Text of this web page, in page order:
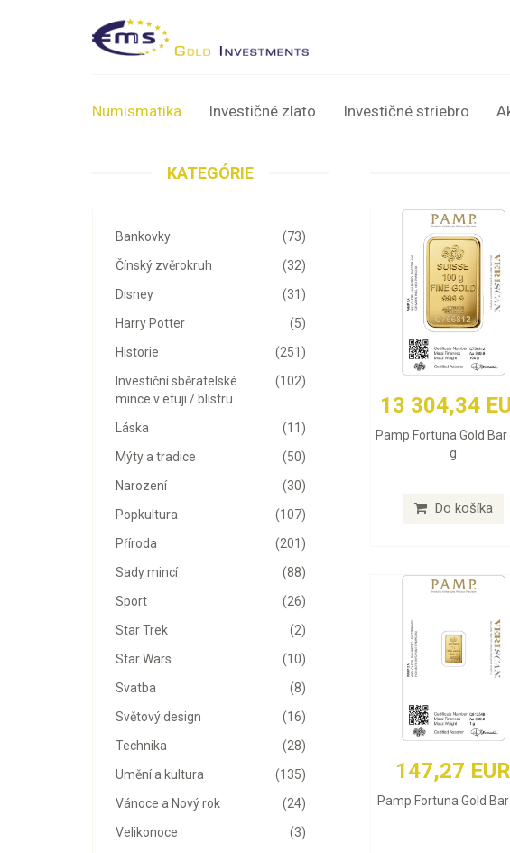
Numismatika Investičné zlato Investičné striebro
KATEGÓRIE
(73)
Bankovky
(32)
Čínský zvěrokruh
(31)
Disney
(5)
Harry Potter
(251)
Historie
(102)
Investiční sběratelské
mince v etuji / blistru
(11)
Láska
(50)
Mýty a tradice
(30)
Narození
(107)
Popkultura
(201)
Příroda
(88)
Sady mincí
(26)
Sport
(2)
Star Trek
(10)
Star Wars
(8)
Svatba
(16)
Světový design
(28)
Technika
(135)
Umění a kultura
(24)
Vánoce a Nový rok
(3)
Velikonoce
13 304,34
Pamp Fortuna Gold Bar
g
Do košíka
147,27 EUR
Pamp Fortuna Gold